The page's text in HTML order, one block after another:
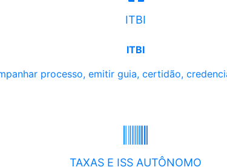
ITBI
ITBI
processo, emitir guia, certidão,
TAXAS E ISS AUTÔNOMO